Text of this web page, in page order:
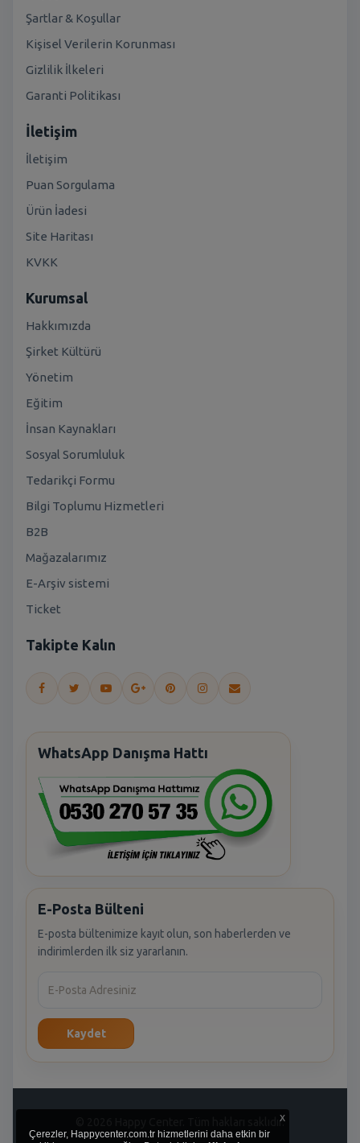
Şartlar & Koşullar
Kişisel Verilerin Korunması
Gizlilik İlkeleri
Garanti Politikası
İletişim
İletişim
Puan Sorgulama
Ürün İadesi
Site Haritası
KVKK
Kurumsal
Hakkımızda
Şirket Kültürü
Yönetim
Eğitim
İnsan Kaynakları
Sosyal Sorumluluk
Tedarikçi Formu
Bilgi Toplumu Hizmetleri
B2B
Mağazalarımız
E-Arşiv sistemi
Ticket
Takipte Kalın
WhatsApp Danışma Hattı
E-Posta Bülteni
E-posta bültenimize kayıt olun, son haberlerden ve
indirimlerden ilk siz yararlanın.
Kaydet
© 2026 Happy Center. Tüm hakları saklıdır.
x
Çerezler, Happycenter.com.tr hizmetlerini daha etkin bir